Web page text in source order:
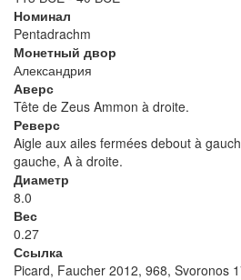
Номинал
Pentadrachm
Монетный двор
Александрия
Аверс
Tête de Zeus Ammon à droite.
Реверс
Aigle aux ailes fermées debout à
gauche, A à droite.
Диаметр
8.0
Вес
0.27
Ссылка
Picard, Faucher 2012, 968, Svoronos